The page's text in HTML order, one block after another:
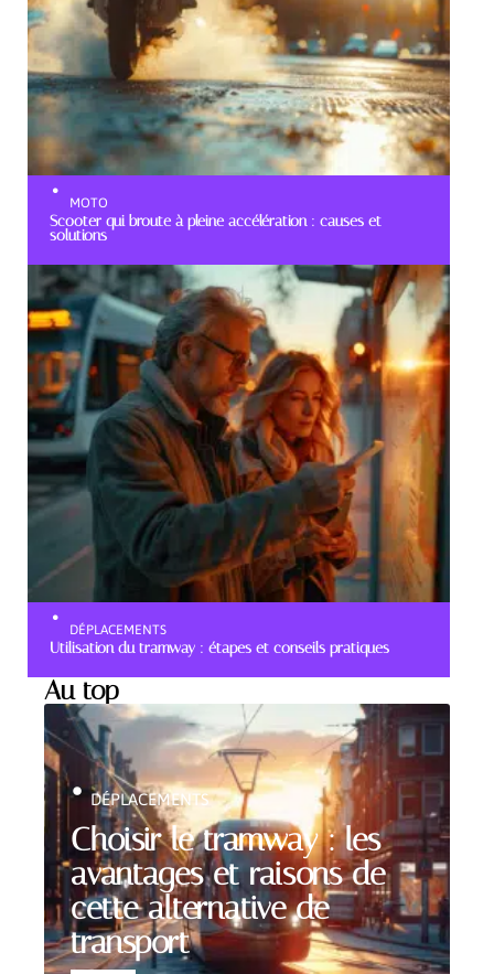
MOTO
Scooter qui broute à pleine accélération : causes et
solutions
DÉPLACEMENTS
Utilisation du tramway : étapes et conseils pratiques
Au top
Choisir le tramway : les
avantages et raisons de
cette alternative de
transport
DÉPLACEMENTS